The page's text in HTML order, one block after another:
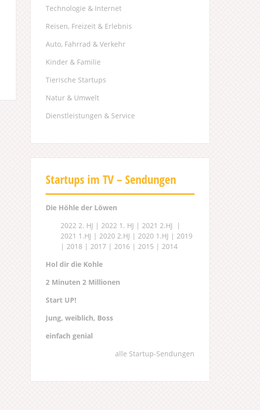
Technologie & Internet
Reisen, Freizeit & Erlebnis
Auto, Fahrrad & Verkehr
Kinder & Familie
Tierische Startups
Natur & Umwelt
Dienstleistungen & Service
Startups im TV – Sendungen
Die Höhle der Löwen
2022 2. HJ | 2022 1. HJ | 2021 2.HJ |
2021 1.HJ | 2020 2.HJ | 2020 1.HJ | 2019
| 2018 | 2017 | 2016 | 2015 | 2014
Hol dir die Kohle
2 Minuten 2 Millionen
Start UP!
Jung, weiblich, Boss
einfach genial
alle Startup-Sendungen